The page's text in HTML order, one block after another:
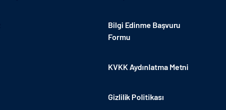
Bilgi Edinme Başvuru
Formu
KVKK Aydınlatma Metni
Gizlilik Politikası